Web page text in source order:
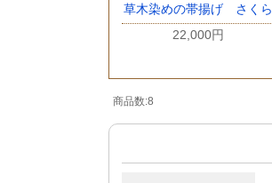
草木染めの帯揚げ さくら
22,000円
商品数:8